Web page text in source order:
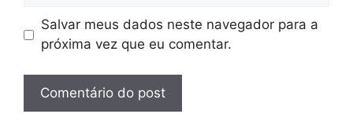
Salvar meus dados neste navegador para a
próxima vez que eu comentar.